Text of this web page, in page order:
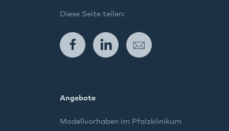
Diese Seite teilen:
FacebookLinkedIn
Angebote
Modellvorhaben im Pfalzklinikum